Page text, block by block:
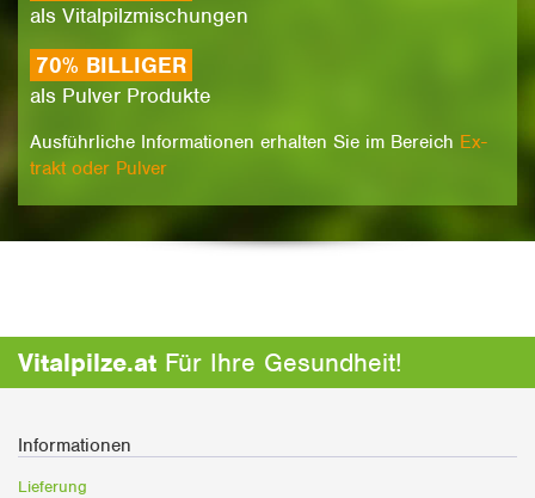
als Vi­tal­pilz­mi­schun­gen
70% BIL­LI­GER
als Pul­ver Pro­duk­te
Aus­führ­li­che In­for­ma­tio­nen er­hal­ten Sie im Be­rei­ch Ex­
trakt oder Pul­ver
Vitalpilze.at Für Ihre Gesundheit!
Informationen
Lieferung